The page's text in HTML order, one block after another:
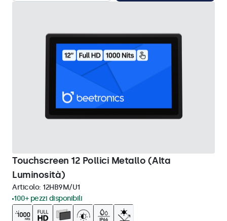
Touchscreen 12 Pollici Metallo (Alta
Luminosità)
Articolo: 12HB9M/U1
100+ pezzi disponibili